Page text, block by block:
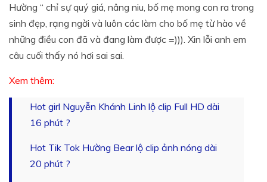
Hường “ chỉ sự quý giá, nâng niu, bố mẹ mong con ra trong
sinh đẹp, rạng ngời và luôn các làm cho bố mẹ từ hào về
những điều con đã và đang làm được =))). Xin lỗi anh em
câu cuối thấy nó hơi sai sai.
Xem thêm:
Hot girl Nguyễn Khánh Linh lộ clip Full HD dài
16 phút ?
Hot Tik Tok Hường Bear lộ clip ảnh nóng dài
20 phút ?